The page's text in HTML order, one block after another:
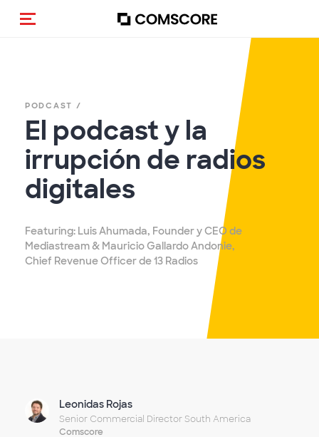
Toggle navigation
PODCAST /
El podcast y la
irrupción de radios
digitales
Featuring: Luis Ahumada, Founder y CEO de
Mediastream & Mauricio Gallardo Andonie,
Chief Revenue Officer de 13 Radios
Leonidas Rojas
Senior Commercial Director South America
Comscore